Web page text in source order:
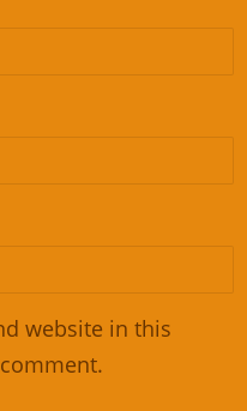
website in this